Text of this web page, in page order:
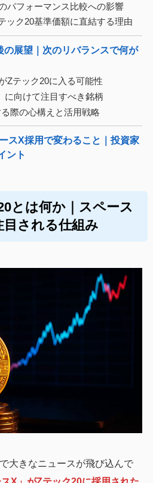
パフォーマンス比較への影響
ック20基準価額に直結する理由
展望｜次のリバランスで何が
Zテック20に入る可能性
に向けて注目すべき銘柄
際の心構えと活用戦略
スX採用で変わること｜投資家
ント
とは何か｜スペース
される仕組み
大きなニュースが飛び込んで